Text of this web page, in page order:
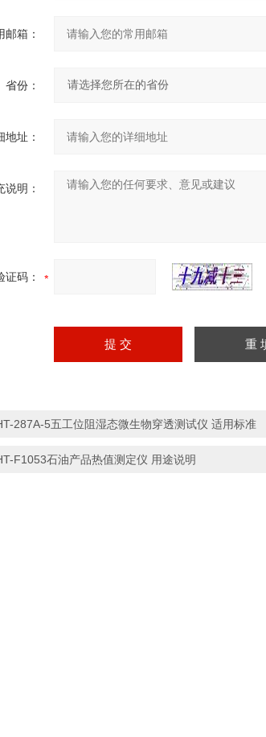
邮箱：
省份：
地址：
说明：
证码：
287A-5五工位阻湿态微生物穿透测试仪 适用标准
F1053石油产品热值测定仪 用途说明